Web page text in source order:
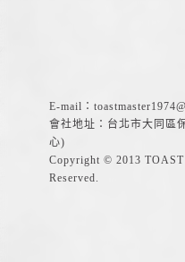
E-mail：
會社地址：台北市大同區
心)
Copyright © 2013
Reserved.